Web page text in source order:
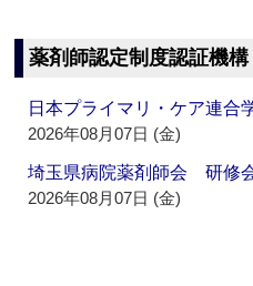
薬剤師認定制度認証機
日本プライマリ・ケア連
2026年08月07日 (金)
埼玉県病院薬剤師会 研修
2026年08月07日 (金)